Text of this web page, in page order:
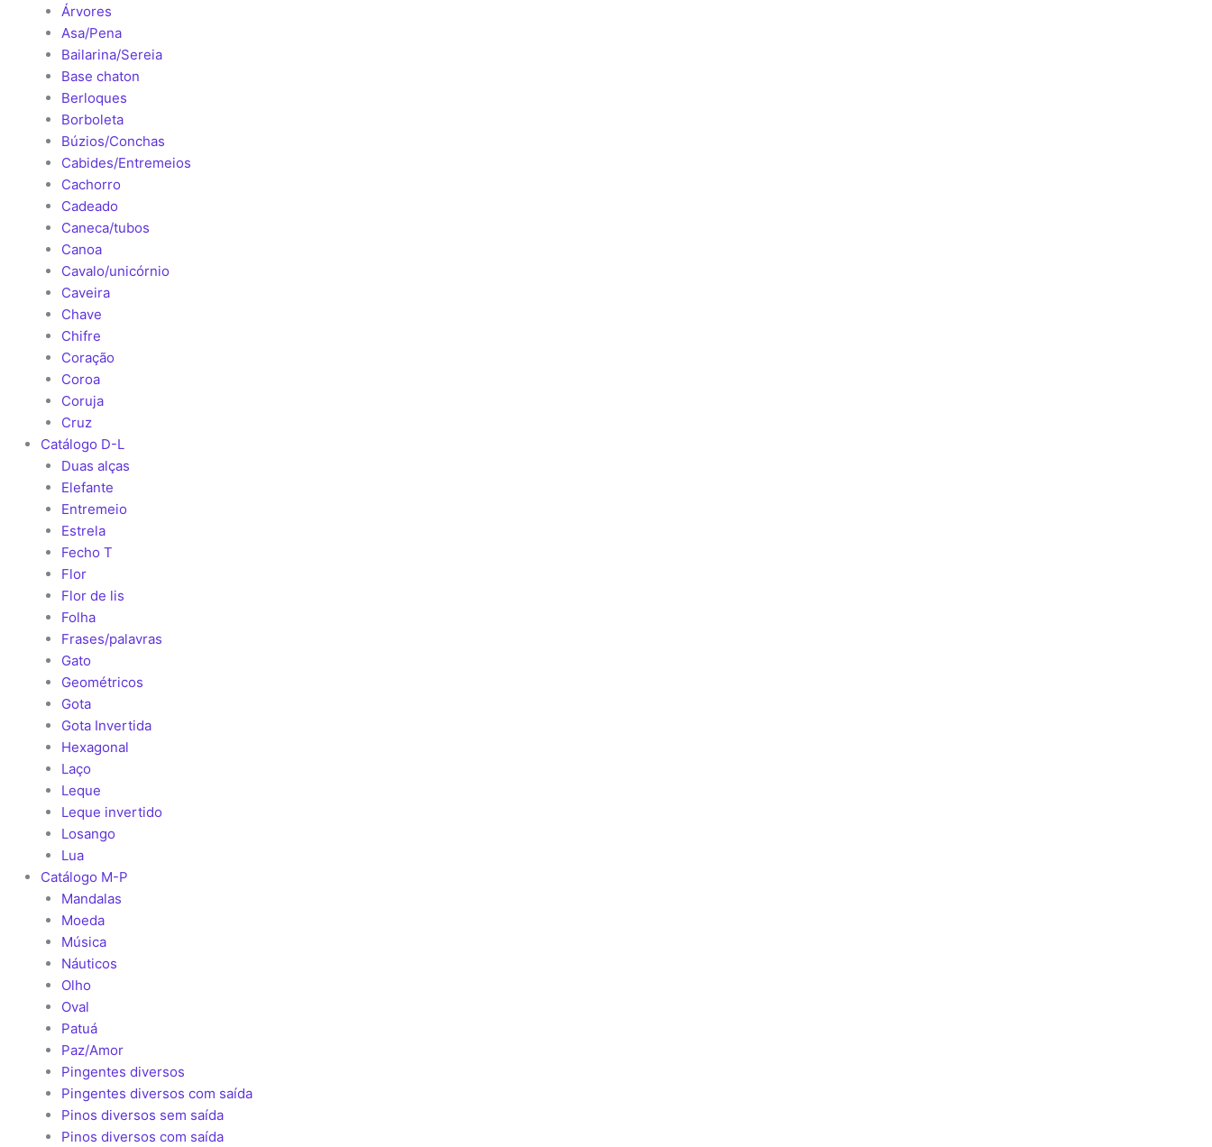
Árvores
Asa/Pena
Bailarina/Sereia
Base chaton
Berloques
Borboleta
Búzios/Conchas
Cabides/Entremeios
Cachorro
Cadeado
Caneca/tubos
Canoa
Cavalo/unicórnio
Caveira
Chave
Chifre
Coração
Coroa
Coruja
Cruz
Catálogo D-L
Duas alças
Elefante
Entremeio
Estrela
Fecho T
Flor
Flor de lis
Folha
Frases/palavras
Gato
Geométricos
Gota
Gota Invertida
Hexagonal
Laço
Leque
Leque invertido
Losango
Lua
Catálogo M-P
Mandalas
Moeda
Música
Náuticos
Olho
Oval
Patuá
Paz/Amor
Pingentes diversos
Pingentes diversos com saída
Pinos diversos sem saída
Pinos diversos com saída